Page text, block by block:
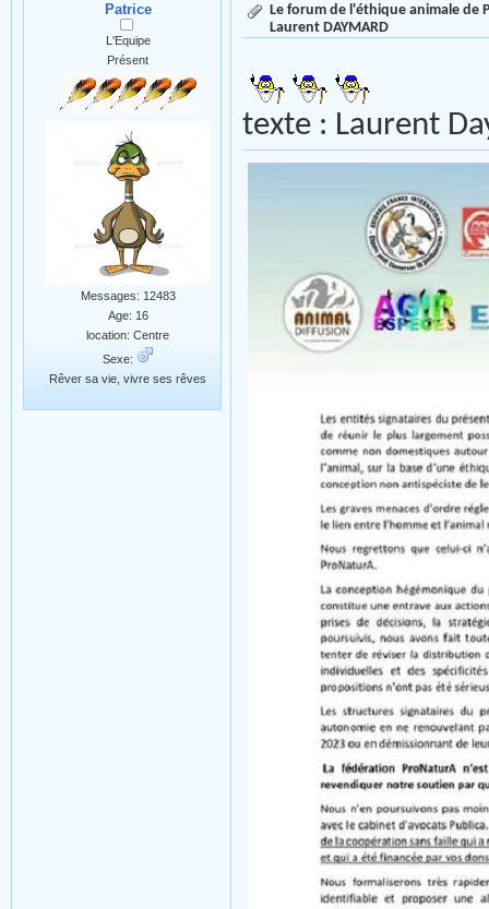
Patrice
L'Equipe
Présent
Messages: 12483
Age: 16
location: Centre
Sexe:
Rêver sa vie, vivre ses rêves
Le forum de l'éthique animale de
Laurent DAYMARD
texte : Laurent